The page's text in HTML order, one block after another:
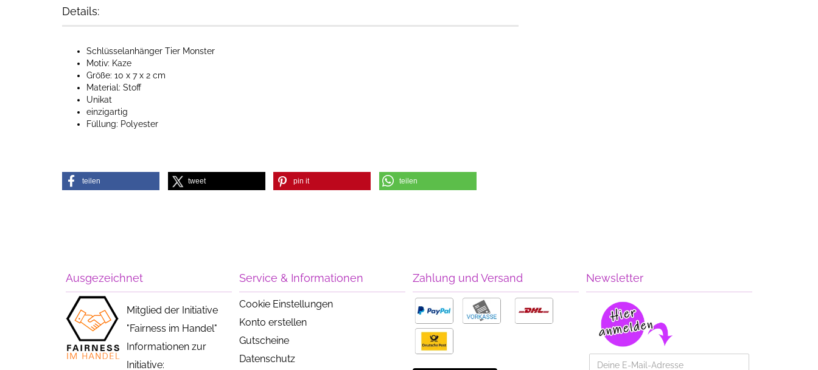
Details:
Schlüsselanhänger Tier Monster
Motiv: Kaze
Größe: 10 x 7 x 2 cm
Material: Stoff
Unikat
einzigartig
Füllung: Polyester
teilen tweet pin it teilen
Ausgezeichnet
Mitglied der Initiative
"Fairness im Handel"
Informationen zur
Initiative:
Service & Informationen
Cookie Einstellungen
Konto erstellen
Gutscheine
Datenschutz
Zahlung und Versand Newsletter